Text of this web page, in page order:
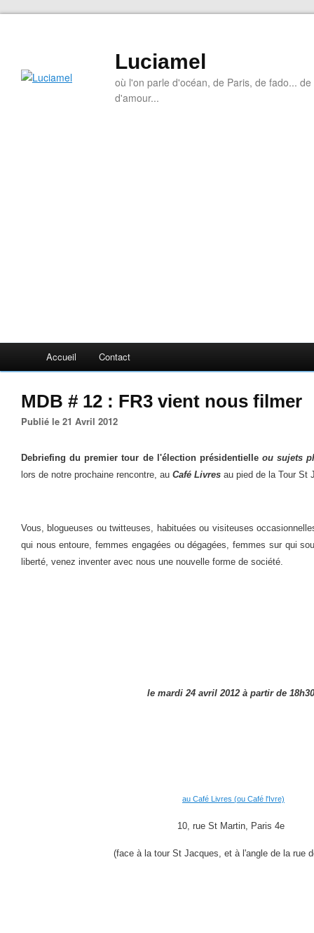
Luciamel
où l'on parle d'océan, de Paris, de fado...
d'amour...
Accueil Contact
MDB # 12 : FR3 vient nous filmer
Publié le 21 Avril 2012
Debriefing du premier tour de l'élection présidentielle ou sujets
lors de notre prochaine rencontre, au Café Livres au pied de la Tour St
Vous, blogueuses ou twitteuses, habituées ou visiteuses
qui nous entoure, femmes engagées ou dégagées, femmes sur qui
liberté, venez inventer avec nous une nouvelle forme de société.
le mardi 24 avril 2012 à partir de
au Café Livres (ou Café l'Ivre)
10, rue St Martin, Paris 4e
(face à la tour St Jacques, et à l'angle de la rue